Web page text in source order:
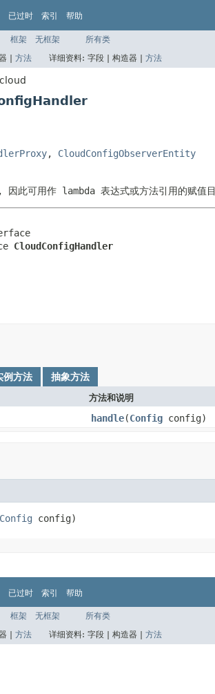
已过时 索引 帮助
框架 无框架
所有类
| 方法 详细资料: 字段 | 构造器 | 方法
, CloudConfigObserverEntity
因此可用作 lambda 表达式或方法引用的赋值
CloudConfigHandler
例方法 抽象方法
方法和说明
handle(Config config)
Config config)
已过时 索引 帮助
框架 无框架
所有类
| 方法 详细资料: 字段 | 构造器 | 方法